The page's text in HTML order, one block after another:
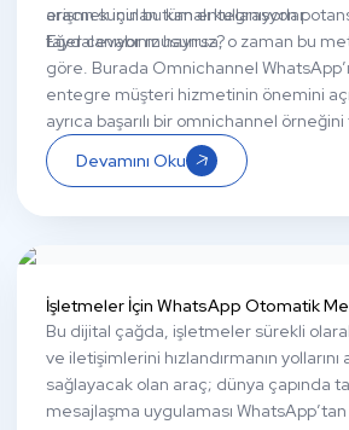
erişmek için bu kanalı kullanıyorlar.
aracın sunulan tüm entegrasyon
faydalanıyor musunuz?
Eğer cevabınız hayırsa, o zaman bu
göre. Burada Omnichannel
entegre müşteri hizmetinin önemini
ayrıca başarılı bir omnichannel örneğini
Gelin, detaylara birlikte göz atalım!
Devamını Oku
İşletmeler İçin WhatsApp Otomatik
Bu dijital çağda, işletmeler sürekli
ve iletişimlerini hızlandırmanın yollarını
sağlayacak olan araç; dünya çapında
mesajlaşma uygulaması WhatsApp’tan